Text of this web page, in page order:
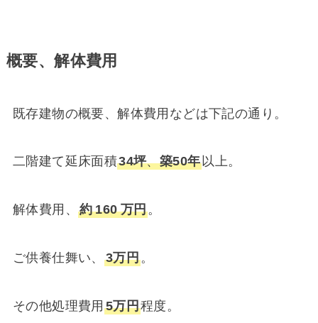
概要、解体費用
既存建物の概要、解体費用などは下記の通り。
二階建て延床面積34坪、築50年 以上。
解体費用、 約 160 万円。
ご供養仕舞い、 3万円。
その他処理費用 5万円程度。